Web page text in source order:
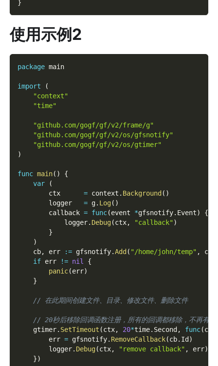
}
使用示例2
package main
import
(
"context"
"time"
"github.com/gogf/gf/v2/frame/g"
"github.com/gogf/gf/v2/os/gfsnotify"
"github.com/gogf/gf/v2/os/gtimer"
)
func main( )
{
var
(
        ctx
= context . Background ( )
        logger
= g. Log( )
        callback
= func(event *gfsnotify. Event)
{
            logger
. Debug(ctx, "callback")
}
)
    cb
, err := gfsnotify.Add ( "/home/john/temp" ,
if err != nil
{
panic(err)
}
// 在此期间创建文件、目录、修改文件、删除文件
// 20秒后移除回调函数注册，所有的回调都移除，不再有任
    gtimer
. SetTimeout (ctx, 20*time. Second , func(ctx
        err
= gfsnotify. RemoveCallback(cb. Id )
        logger
. Debug(ctx, "remove callback" , err)
})